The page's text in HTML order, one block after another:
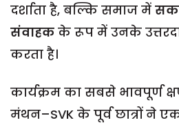
दर्शाता है, बल्कि समाज में
संवाहक के रूप में उनके
करता है।
कार्यक्रम का सबसे भावपूर्ण
मंथन–SVK के पूर्व छात्रों ने